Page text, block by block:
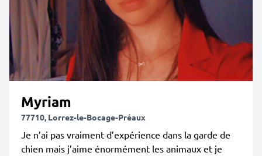
Myriam
77710, Lorrez-le-Bocage-Préaux
Je n’ai pas vraiment d’expérience dans la garde de
chien mais j’aime énormément les animaux et je